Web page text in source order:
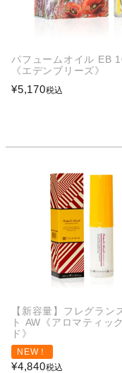
パフュームオイル EB
《エデンブリーズ》
¥5,170税込
【新容量】フレグラン
ト AW《アロマティッ
ド》
NEW！
¥4,840税込